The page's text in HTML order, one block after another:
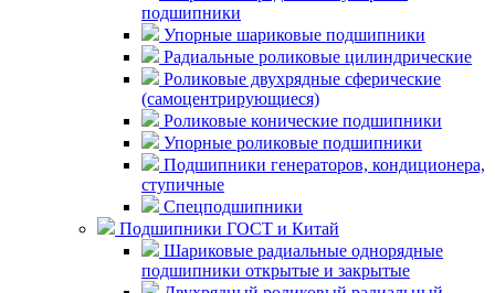
подшипники
Упорные шариковые подшипники
Радиальные роликовые цилиндрические
Роликовые двухрядные сферические
(самоцентрирующиеся)
Роликовые конические подшипники
Упорные роликовые подшипники
Подшипники генераторов, кондиционера,
ступичные
Спецподшипники
Подшипники ГОСТ и Китай
Шариковые радиальные однорядные
подшипники открытые и закрытые